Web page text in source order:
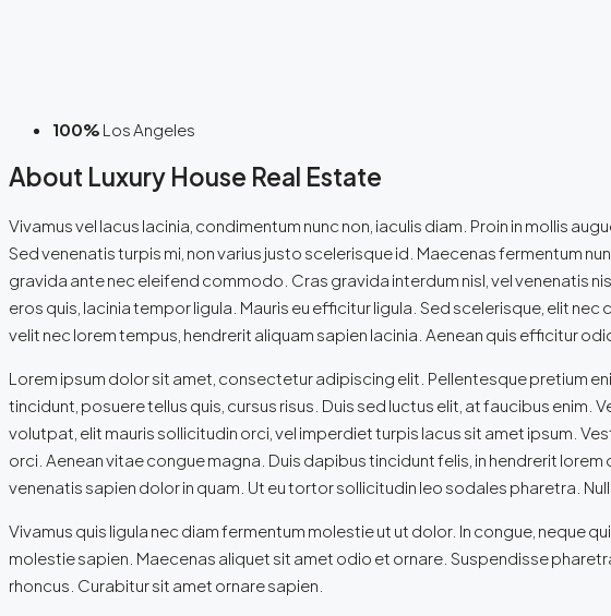
100% Los Angeles
About Luxury House Real Estate
Vivamus vel lacus lacinia, condimentum nunc non, iaculis diam. Proin in mollis
Sed venenatis turpis mi, non varius justo scelerisque id. Maecenas fermentum
gravida ante nec eleifend commodo. Cras gravida interdum nisl, vel venenatis
eros quis, lacinia tempor ligula. Mauris eu efficitur ligula. Sed scelerisque, elit
velit nec lorem tempus, hendrerit aliquam sapien lacinia. Aenean quis efficitur
Lorem ipsum dolor sit amet, consectetur adipiscing elit. Pellentesque pretium
tincidunt, posuere tellus quis, cursus risus. Duis sed luctus elit, at faucibus enim.
volutpat, elit mauris sollicitudin orci, vel imperdiet turpis lacus sit amet ipsum.
orci. Aenean vitae congue magna. Duis dapibus tincidunt felis, in hendrerit
venenatis sapien dolor in quam. Ut eu tortor sollicitudin leo sodales pharetra.
Vivamus quis ligula nec diam fermentum molestie ut ut dolor. In congue, neque
molestie sapien. Maecenas aliquet sit amet odio et ornare. Suspendisse
rhoncus. Curabitur sit amet ornare sapien.